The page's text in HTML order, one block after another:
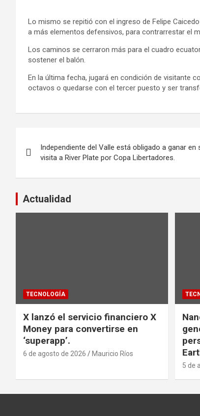
Lo mismo se repitió con el ingreso de Felipe
a más elementos defensivos, para contrarrestar el
Los caminos se cerraron más para el cuadro
sostener el balón.
En la última fecha, jugará en condición de visitante
octavos o quedarse con el tercer puesto y ser
de
entradas
Independiente del Valle está obligado a ganar en
visita a River Plate por Copa Libertadores.
Actualidad
TECNOLOGÍA
X lanzó el servicio financiero X
Money para convertirse en
‘superapp’.
6 de agosto de 2026 Mauricio Ríos
5 de